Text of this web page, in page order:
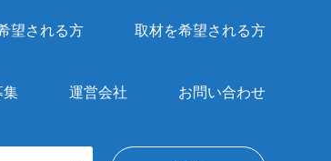
望される方 取材を希望される方
集 運営会社 お問い合わせ